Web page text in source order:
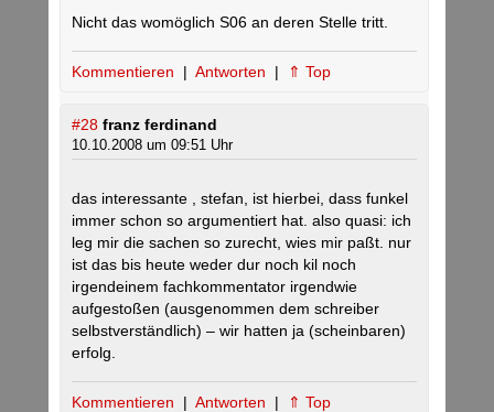
Nicht das womöglich S06 an deren Stelle tritt.
Kommentieren | Antworten | ⇑ Top
#28 franz ferdinand
10.10.2008 um 09:51 Uhr
das interessante , stefan, ist hierbei, dass funkel
immer schon so argumentiert hat. also quasi: ich
leg mir die sachen so zurecht, wies mir paßt. nur
ist das bis heute weder dur noch kil noch
irgendeinem fachkommentator irgendwie
aufgestoßen (ausgenommen dem schreiber
selbstverständlich) – wir hatten ja (scheinbaren)
erfolg.
Kommentieren | Antworten | ⇑ Top